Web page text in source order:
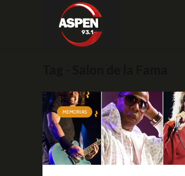
MEMORIAS